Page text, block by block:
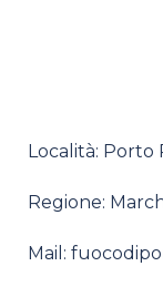
Località: Porto
Regione:
Mail: